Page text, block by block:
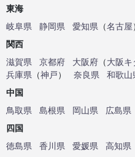
東海
岐阜県
静岡県 愛知県 （名古屋
関西
滋賀県
京都府 大阪府 （大阪キ
兵庫県 （神戸） 奈良県
和歌山
中国
鳥取県
島根県 岡山県 広島県
四国
徳島県
香川県 愛媛県
高知県